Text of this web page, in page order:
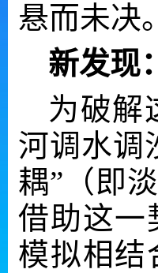
悬而未决。
新发现
为破解
河调水
耦”（即
借助这一
模拟相结